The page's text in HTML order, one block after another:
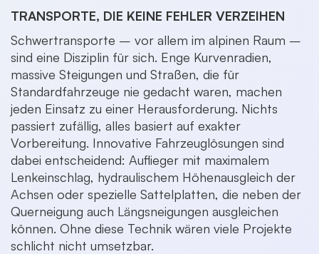
TRANSPORTE, DIE KEINE FEHLER VERZEIHEN
Schwertransporte – vor allem im alpinen Raum –
sind eine Disziplin für sich. Enge Kurvenradien,
massive Steigungen und Straßen, die für
Standardfahrzeuge nie gedacht waren, machen
jeden Einsatz zu einer Herausforderung. Nichts
passiert zufällig, alles basiert auf exakter
Vorbereitung. Innovative Fahrzeuglösungen sind
dabei entscheidend: Auflieger mit maximalem
Lenkeinschlag, hydraulischem Höhenausgleich der
Achsen oder spezielle Sattelplatten, die neben der
Querneigung auch Längsneigungen ausgleichen
können. Ohne diese Technik wären viele Projekte
schlicht nicht umsetzbar.